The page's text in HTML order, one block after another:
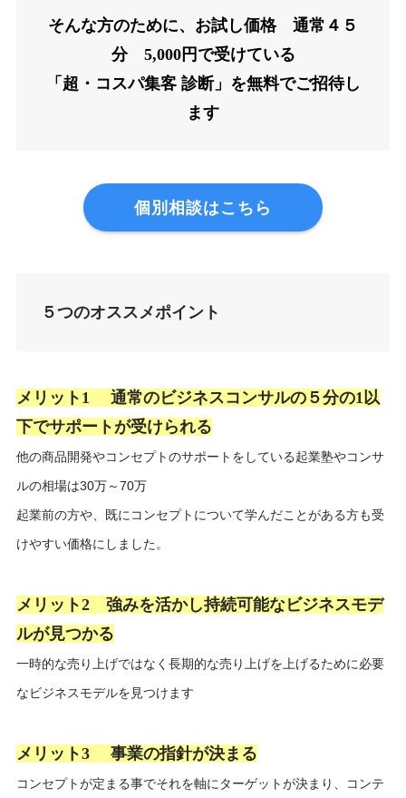
そんな方のために、お試し価格 通常４５
分 5,000円で受けている
「超・コスパ集客 診断」を無料でご招待し
ます
個別相談はこちら
５つのオススメポイント
メリット1 通常のビジネスコンサルの５分の1以
下でサポートが受けられる
他の商品開発やコンセプトのサポートをしている起業塾やコンサ
ルの相場は30万～70万
起業前の方や、既にコンセプトについて学んだことがある方も受
けやすい価格にしました。
メリット2 強みを活かし持続可能なビジネスモデ
ルが見つかる
一時的な売り上げではなく長期的な売り上げを上げるために必要
なビジネスモデルを見つけます
メリット3 事業の指針が決まる
コンセプトが定まる事でそれを軸にターゲットが決まり、コンテ